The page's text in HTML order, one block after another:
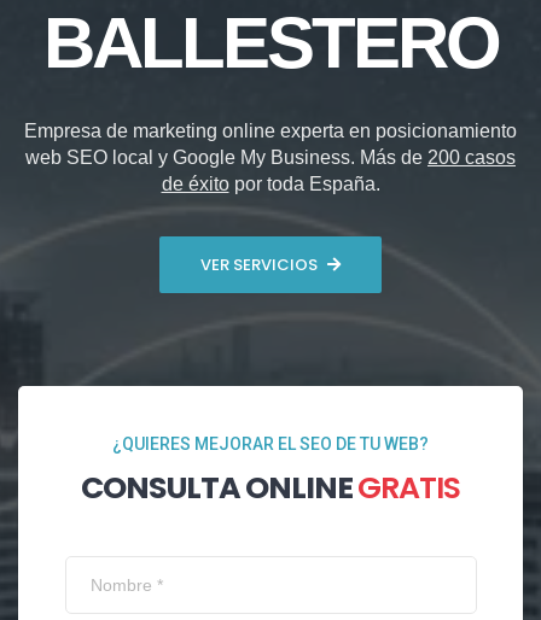
BALLESTERO
Empresa de marketing online experta en posicionamiento
web SEO local y Google My Business. Más de 200 casos
de éxitopor toda España.
VER SERVICIOS
¿QUIERES MEJORAR EL SEO DE TU WEB?
CONSULTA ONLINEGRATIS